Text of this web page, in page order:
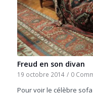
Freud en son divan
19 octobre 2014 / 0
Pour voir le célèbre